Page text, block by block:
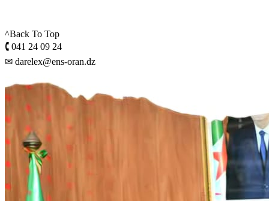
^Back To Top
🕻 041 24 09 24
✉ darelex@ens-oran.dz